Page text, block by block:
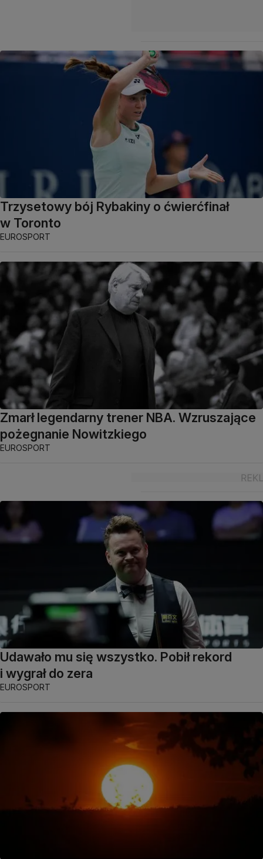
Trzysetowy bój Rybakiny o ćwierćfinał
w Toronto
EUROSPORT
Zmarł legendarny trener NBA. Wzruszające
pożegnanie Nowitzkiego
EUROSPORT
Udawało mu się wszystko. Pobił rekord
i wygrał do zera
EUROSPORT